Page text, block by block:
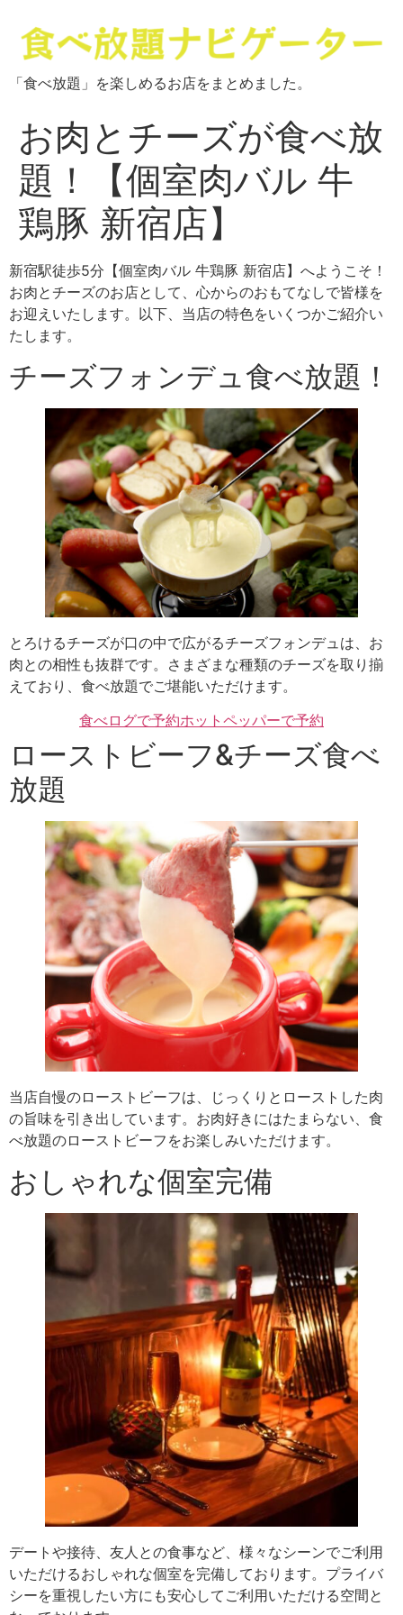
「食べ放題」を楽しめるお店をまとめました。
お肉とチーズが食べ放
題！【個室肉バル 牛
鶏豚 新宿店】
新宿駅徒歩5分【個室肉バル 牛鶏豚 新宿店】へようこそ！
お肉とチーズのお店として、心からのおもてなしで皆様を
お迎えいたします。以下、当店の特色をいくつかご紹介い
たします。
チーズフォンデュ食べ放題！
とろけるチーズが口の中で広がるチーズフォンデュは、お
肉との相性も抜群です。さまざまな種類のチーズを取り揃
えており、食べ放題でご堪能いただけます。
食べログで予約ホットペッパーで予約
ローストビーフ&チーズ食べ
放題
当店自慢のローストビーフは、じっくりとローストした肉
の旨味を引き出しています。お肉好きにはたまらない、食
べ放題のローストビーフをお楽しみいただけます。
おしゃれな個室完備
デートや接待、友人との食事など、様々なシーンでご利用
いただけるおしゃれな個室を完備しております。プライバ
シーを重視したい方にも安心してご利用いただける空間と